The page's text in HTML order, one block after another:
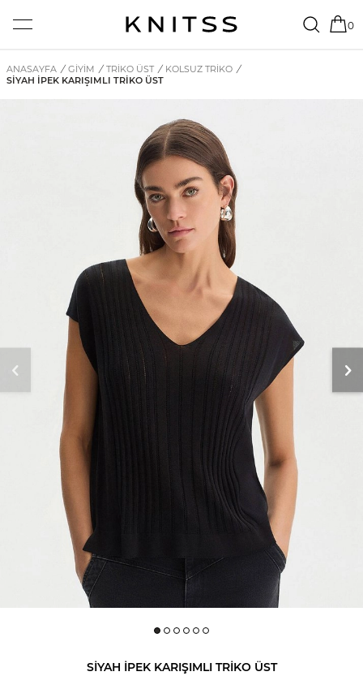
0
ANASAYFA / GİYİM / TRIKO ÜST / KOLSUZ TRIKO /
SIYAH İPEK KARIŞIMLI TRIKO ÜST
SIYAH İPEK KARIŞIMLI TRIKO ÜST